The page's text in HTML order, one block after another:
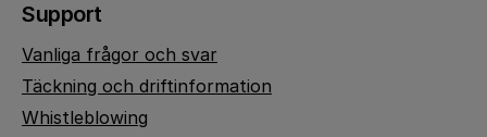
Support
Vanliga frågor och svar
Täckning och driftinformation
Whistleblowing